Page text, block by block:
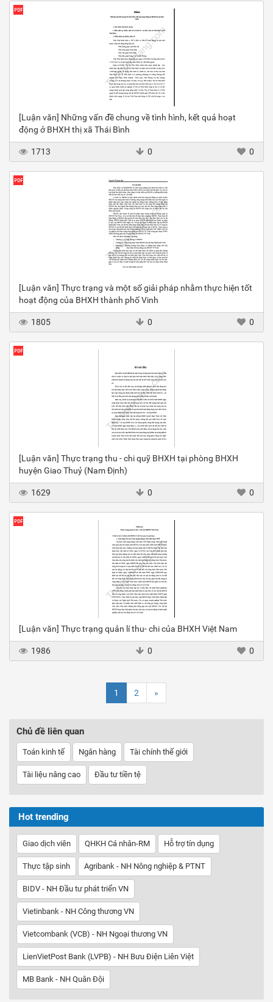
[Luận văn] Những vấn đề chung về tình hình, kết quả hoạt
động ở BHXH thị xã Thái Bình
1713 0 0
[Luận văn] Thực trạng và một số giải pháp nhằm thực hiện tốt
hoạt động của BHXH thành phố Vinh
1805 0 0
[Luận văn] Thực trạng thu - chi quỹ BHXH tại phòng BHXH
huyện Giao Thuỷ (Nam Định)
1629 0 0
[Luận văn] Thực trạng quản lí thu- chi của BHXH Việt Nam
1986 0 0
1 2 »
Chủ đề liên quan
Toán kinh tế Ngân hàng Tài chính thế giới
Tài liệu nâng cao Đầu tư tiền tệ
Hot trending
Giao dịch viên QHKH Cá nhân-RM Hỗ trợ tín dụng
Thực tập sinh Agribank - NH Nông nghiệp & PTNT
BIDV - NH Đầu tư phát triển VN
Vietinbank - NH Công thương VN
Vietcombank (VCB) - NH Ngoại thương VN
LienVietPost Bank (LVPB) - NH Bưu Điện Liên Việt
MB Bank - NH Quân Đội